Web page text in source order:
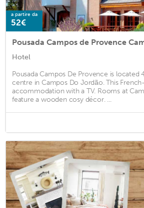
a partire da
52€
Pousada Campos de Provence
Hotel
Pousada Campos De Provence is located
centre in Campos Do Jordão. This
accommodation with a TV. Rooms at
feature a wooden cosy décor. ...